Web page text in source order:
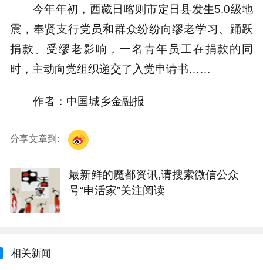
今年年初，西藏日喀则市定日县发生5.0级地
震，奉贤支行党员和群众纷纷向缪老学习、踊跃
捐款。受缪老影响，一名青年员工在捐款的同
时，主动向党组织递交了入党申请书……
作者：中国城乡金融报
分享文章到:
最新鲜的魔都资讯,请搜索微信公众
号“申活家”关注阅读
相关新闻